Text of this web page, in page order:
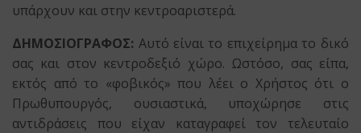
υπάρχουν και στην κεντροαριστερά.
ΔΗΜΟΣΙΟΓΡΑΦΟΣ: Αυτό είναι το επιχείρημα το δικό
σας και στον κεντροδεξιό χώρο. Ωστόσο, σας είπα,
εκτός από το «φοβικός» που λέει ο Χρήστος ότι ο
Πρωθυπουργός, ουσιαστικά, υποχώρησε στις
αντιδράσεις που είχαν καταγραφεί τον τελευταίο